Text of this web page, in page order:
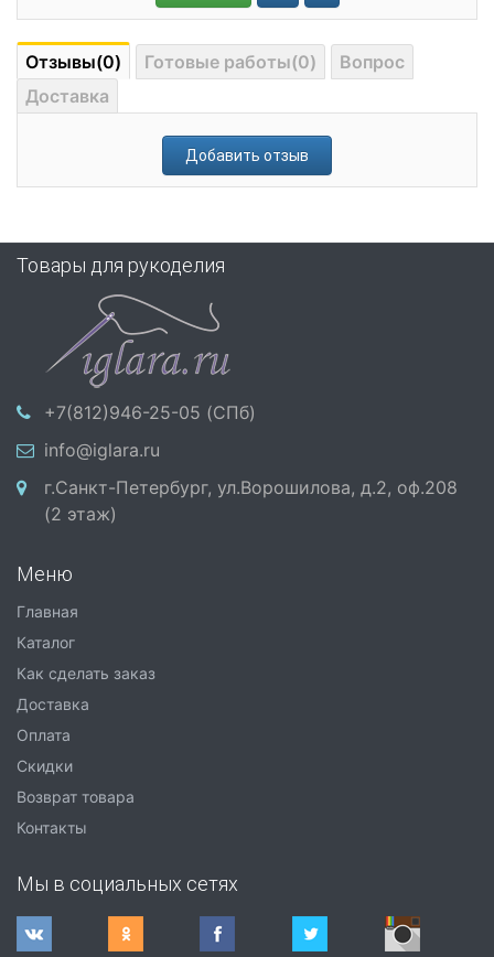
Отзывы(0) Готовые работы(0)
Вопрос
Доставка
Добавить отзыв
Товары для рукоделия
+7(812)946-25-05 (СПб)
info@iglara.ru
г.Санкт-Петербург, ул.Ворошилова, д.2, оф.208
(2 этаж)
Меню
Главная
Каталог
Как сделать заказ
Доставка
Оплата
Скидки
Возврат товара
Контакты
Мы в социальных сетях